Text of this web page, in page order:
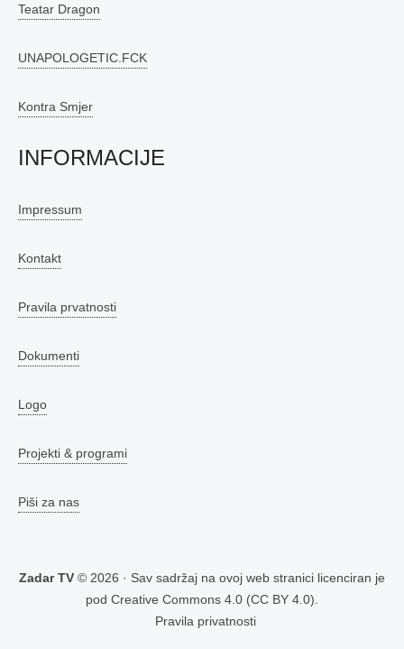
Teatar Dragon
UNAPOLOGETIC.FCK
Kontra Smjer
INFORMACIJE
Impressum
Kontakt
Pravila prvatnosti
Dokumenti
Logo
Projekti & programi
Piši za nas
Zadar TV © 2026 · Sav sadržaj na ovoj web stranici licenciran je
pod Creative Commons 4.0 (CC BY 4.0)
Pravila privatnosti